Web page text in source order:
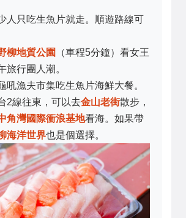
人只吃生魚片就走。順遊路線可
柳地質公園
（車程5分鐘）看女王
旅行團人潮。
吼漁夫市集吃生魚片海鮮大餐。
2線往東，可以去金山老街散步，
角灣國際衝浪基地看海。如果帶
海洋世界也是個選擇。